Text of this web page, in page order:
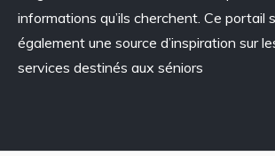
informations qu’ils cherchent. Ce portail
également une source d’inspiration sur
services destinés aux séniors